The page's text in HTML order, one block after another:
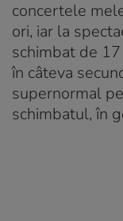
concertele
ori, iar la
schimbat de
în câteva
supernormal
schimbatul, în